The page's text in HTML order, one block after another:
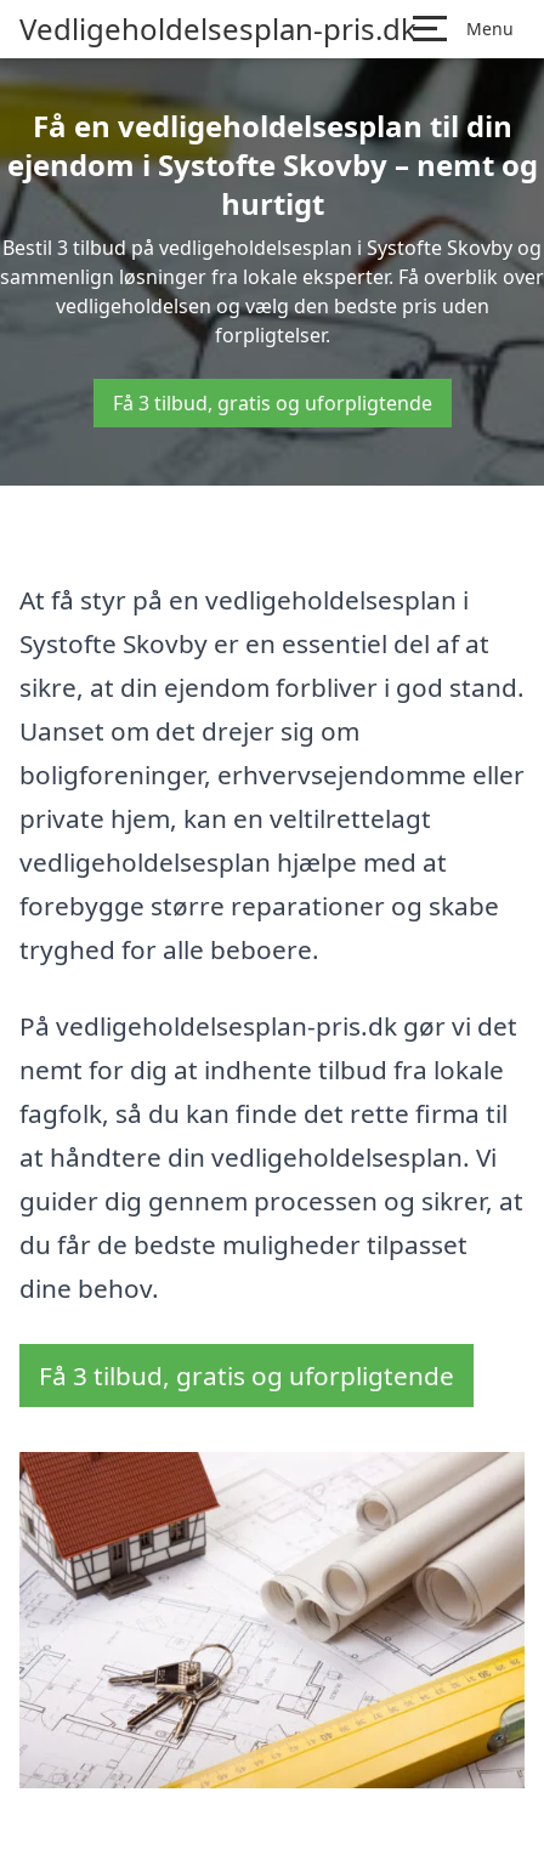
Vedligeholdelsesplan-pris.dk Menu
Få en vedligeholdelsesplan til din
ejendom i Systofte Skovby – nemt og
hurtigt
Bestil 3 tilbud på vedligeholdelsesplan i Systofte Skovby og
sammenlign løsninger fra lokale eksperter. Få overblik over
vedligeholdelsen og vælg den bedste pris uden
forpligtelser.
Få 3 tilbud, gratis og uforpligtende
At få styr på en vedligeholdelsesplan i
Systofte Skovby er en essentiel del af at
sikre, at din ejendom forbliver i god stand.
Uanset om det drejer sig om
boligforeninger, erhvervsejendomme eller
private hjem, kan en veltilrettelagt
vedligeholdelsesplan hjælpe med at
forebygge større reparationer og skabe
tryghed for alle beboere.
På vedligeholdelsesplan-pris.dk gør vi det
nemt for dig at indhente tilbud fra lokale
fagfolk, så du kan finde det rette firma til
at håndtere din vedligeholdelsesplan. Vi
guider dig gennem processen og sikrer, at
du får de bedste muligheder tilpasset
dine behov.
Få 3 tilbud, gratis og uforpligtende